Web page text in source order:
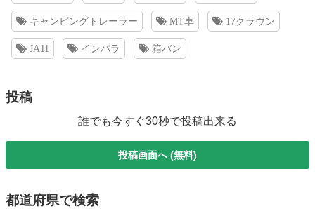
キャンピングトレーラー MT車 17クラウン
JA11 インパラ 箱バン
投稿
誰でも今すぐ30秒で投稿出来る
投稿画面へ (無料)
都道府県で検索